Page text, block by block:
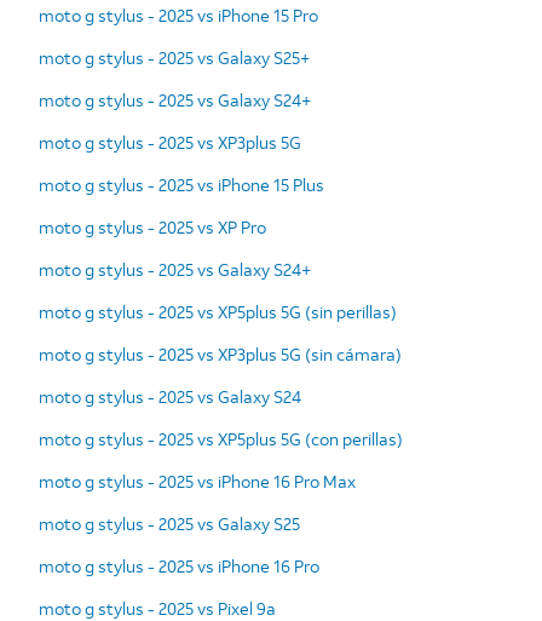
moto g stylus - 2025 vs iPhone 15 Pro
moto g stylus - 2025 vs Galaxy S25+
moto g stylus - 2025 vs Galaxy S24+
moto g stylus - 2025 vs XP3plus 5G
moto g stylus - 2025 vs iPhone 15 Plus
moto g stylus - 2025 vs XP Pro
moto g stylus - 2025 vs Galaxy S24+
moto g stylus - 2025 vs XP5plus 5G (sin perillas)
moto g stylus - 2025 vs XP3plus 5G (sin cámara)
moto g stylus - 2025 vs Galaxy S24
moto g stylus - 2025 vs XP5plus 5G (con perillas)
moto g stylus - 2025 vs iPhone 16 Pro Max
moto g stylus - 2025 vs Galaxy S25
moto g stylus - 2025 vs iPhone 16 Pro
moto g stylus - 2025 vs Pixel 9a